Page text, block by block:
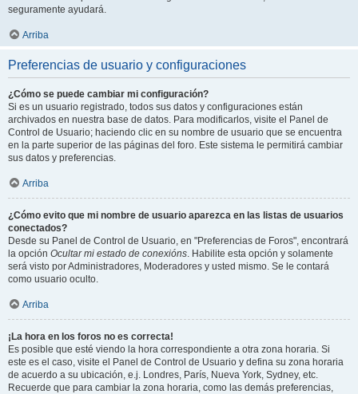
seguramente ayudará.
Arriba
Preferencias de usuario y configuraciones
¿Cómo se puede cambiar mi configuración?
Si es un usuario registrado, todos sus datos y configuraciones están
archivados en nuestra base de datos. Para modificarlos, visite el Panel de
Control de Usuario; haciendo clic en su nombre de usuario que se encuentra
en la parte superior de las páginas del foro. Este sistema le permitirá cambiar
sus datos y preferencias.
Arriba
¿Cómo evito que mi nombre de usuario aparezca en las listas de usuarios
conectados?
Desde su Panel de Control de Usuario, en "Preferencias de Foros", encontrará
la opción Ocultar mi estado de conexións. Habilite esta opción y solamente
será visto por Administradores, Moderadores y usted mismo. Se le contará
como usuario oculto.
Arriba
¡La hora en los foros no es correcta!
Es posible que esté viendo la hora correspondiente a otra zona horaria. Si
este es el caso, visite el Panel de Control de Usuario y defina su zona horaria
de acuerdo a su ubicación, e.j. Londres, París, Nueva York, Sydney, etc.
Recuerde que para cambiar la zona horaria, como las demás preferencias,